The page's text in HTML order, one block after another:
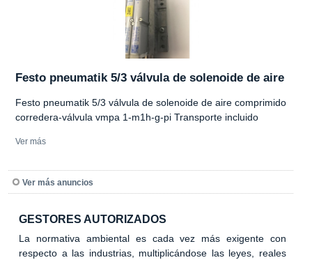
Festo pneumatik 5/3 válvula de solenoide de aire
Festo pneumatik 5/3 válvula de solenoide de aire comprimido
corredera-válvula vmpa 1-m1h-g-pi Transporte incluido
Ver más
Ver más anuncios
GESTORES AUTORIZADOS
La normativa ambiental es cada vez más exigente con
respecto a las industrias, multiplicándose las leyes, reales